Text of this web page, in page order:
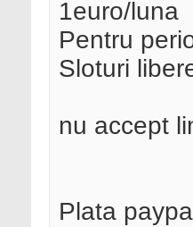
1euro/luna
Pentru
Sloturi
nu accept
Plata